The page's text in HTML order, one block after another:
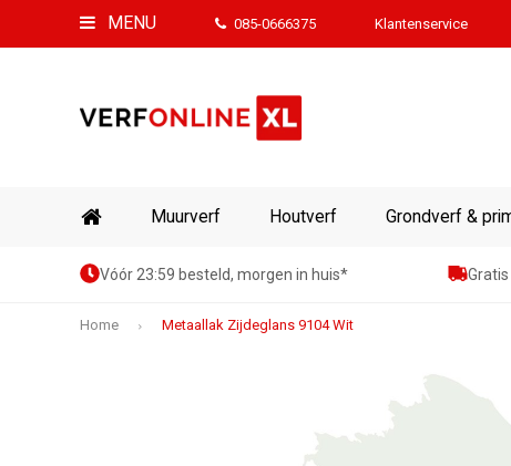
MENU 085-0666375 Klantenservice
Muurverf Houtverf Grondverf &
Vóór 23:59 besteld, morgen in huis*
Home Metaallak Zijdeglans 9104 Wit